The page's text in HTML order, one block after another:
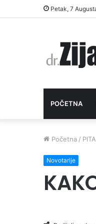
Petak, 7
POČETNA
Početna /
Novotarije